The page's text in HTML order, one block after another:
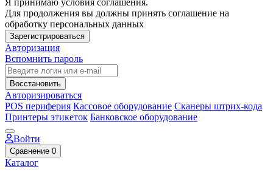
Я принимаю условия соглашения.
Для продолжения вы должны принять соглашение на
обработку персональных данных
Зарегистрироваться
Авторизация
Вспомнить пароль
Восстановить
Авторизироваться
POS периферия Кассовое оборудование Сканеры штрих-кода
Принтеры этикеток Банковское оборудование
Войти
Сравнение 0
Каталог